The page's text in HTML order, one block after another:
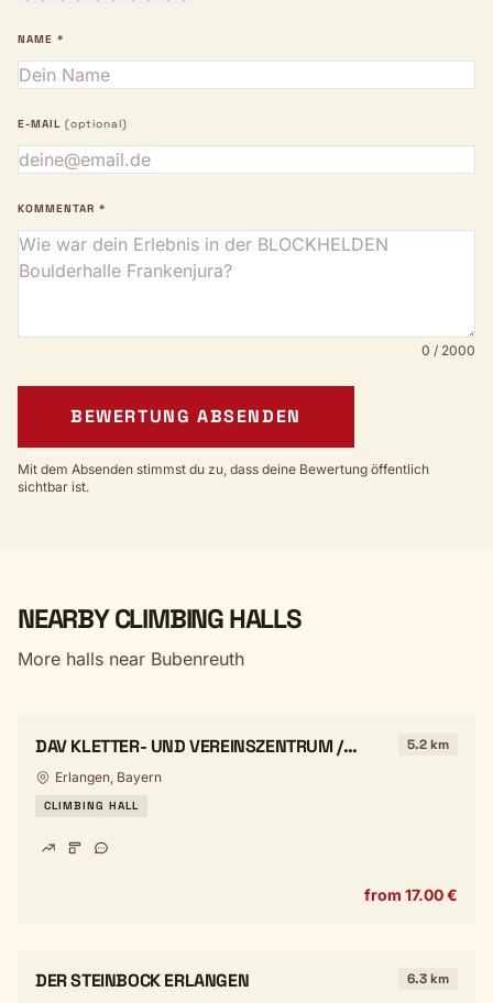
NAME *
E-MAIL (optional)
KOMMENTAR *
0 / 2000
BEWERTUNG ABSENDEN
Mit dem Absenden stimmst du zu, dass deine Bewertung öffentlich
sichtbar ist.
NEARBY CLIMBING HALLS
More halls near Bubenreuth
DAV KLETTER- UND VEREINSZENTRUM /
SPARKASSEN BERGWELT
5.2 km
Erlangen, Bayern
CLIMBING HALL
from 17.00 €
DER STEINBOCK ERLANGEN 6.3 km